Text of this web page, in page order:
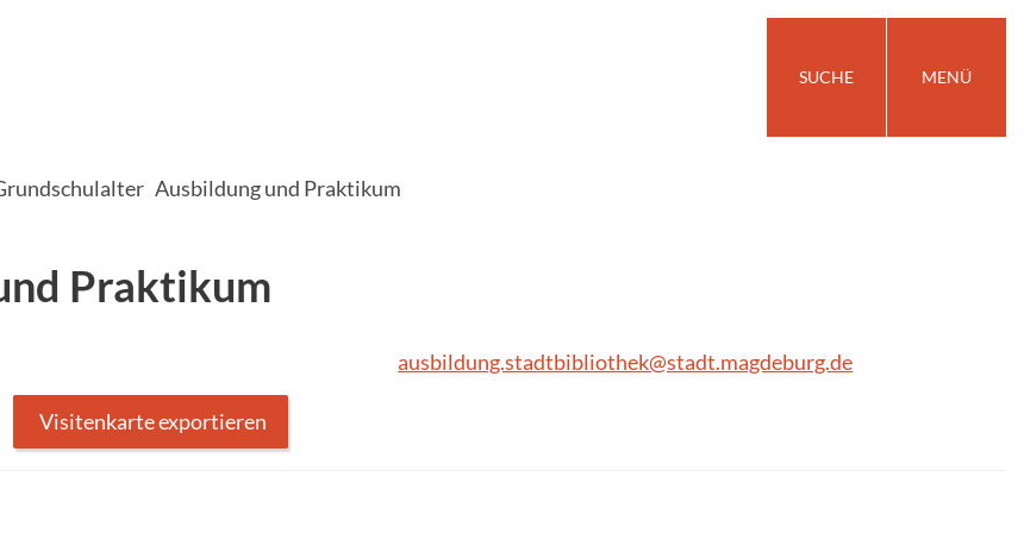
SUCHE MENÜ
Ausbildung und Praktikum
Praktikum
ausbildung.stadtbibliothek@stadt.magdeburg.de
Visitenkarte exportieren